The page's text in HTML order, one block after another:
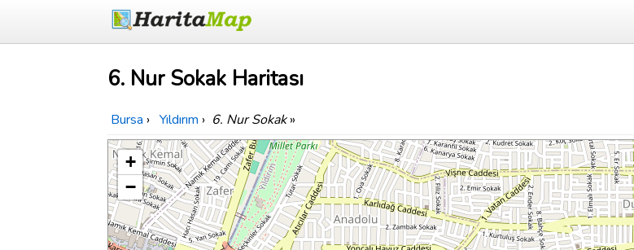
6. Nur Sokak Haritası
Bursa › Yıldırım › 6. Nur Sokak»
+
−